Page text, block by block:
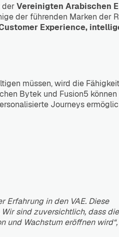
derVereinigten Arabischen
der führenden Marken der
Experience,
müssen, wird die
Bytek und Fusion5
Journeys
Erfahrung in den VAE. Diese
sind zuversichtlich, dass die
und Wachstum eröffnen wird“,